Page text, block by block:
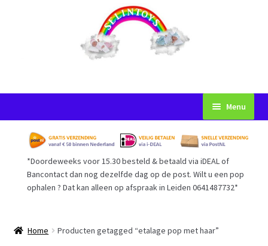
naar
navigatie
inhoud
Menu
Startpagina
Voorwaarden
Afrekenen
*Doordeweeks voor 15.30 besteld & betaald via iDEAL of
Bancontact dan nog dezelfde dag op de post. Wilt u een pop
ophalen ? Dat kan alleen op afspraak in Leiden 0641487732*
Home Producten getagged “etalage pop met haar”